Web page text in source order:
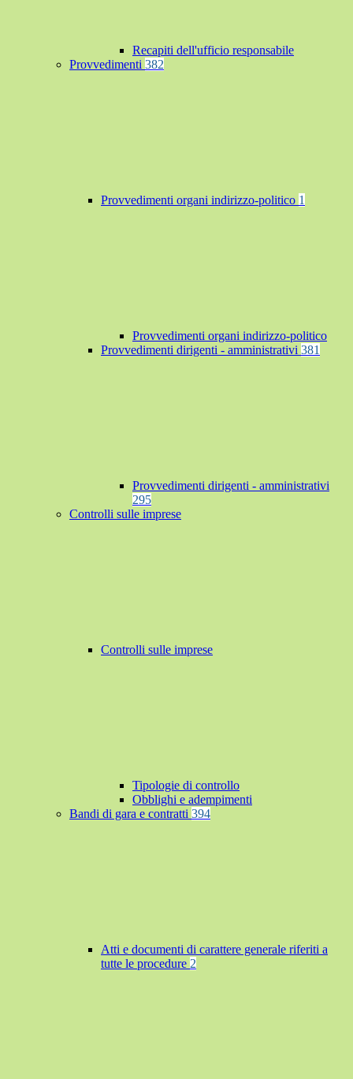
Recapiti dell'ufficio responsabile
Provvedimenti 382
Provvedimenti organi indirizzo-politico 1
Provvedimenti organi indirizzo-politico
Provvedimenti dirigenti - amministrativi 381
Provvedimenti dirigenti - amministrativi
295
Controlli sulle imprese
Controlli sulle imprese
Tipologie di controllo
Obblighi e adempimenti
Bandi di gara e contratti 394
Atti e documenti di carattere generale riferiti a
tutte le procedure 2